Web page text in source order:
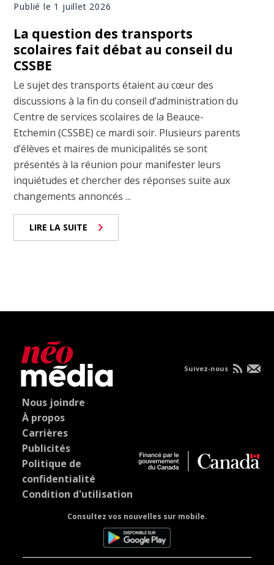
Publié le 1 juillet 2026
La question des transports
scolaires fait débat au conseil du
CSSBE
Le sujet des transports étaient au cœur des
discussions à la fin du conseil d’administration du
Centre de services scolaires de la Beauce-
Etchemin (CSSBE) ce mardi soir. Plusieurs parents
d’élèves et maires de municipalités se sont
présentés à la réunion pour manifester leurs
inquiétudes et chercher des réponses suite aux
changements annoncés ...
LIRE LA SUITE
Nous joindre
À propos
Carrières
Publicités
Politique de
confidentialité
Condition d'utilisation
Consultez vos nouvelles sur mobile.
Suivez-nous